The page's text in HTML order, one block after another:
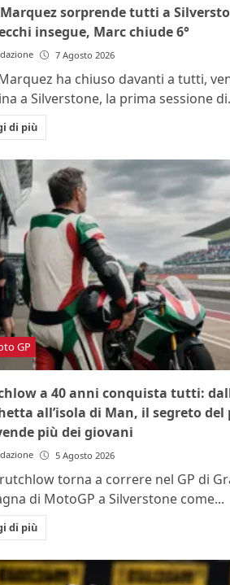
sorprende tutti a
insegue, Marc chiude 6°
7 Agosto 2026
ha chiuso davanti a tutti,
a Silverstone, la prima sessione
di più
GP
a 40 anni conquista tutti:
all’isola di Man, il segreto del
più dei giovani
5 Agosto 2026
torna a correre nel GP di
di MotoGP a Silverstone come...
di più